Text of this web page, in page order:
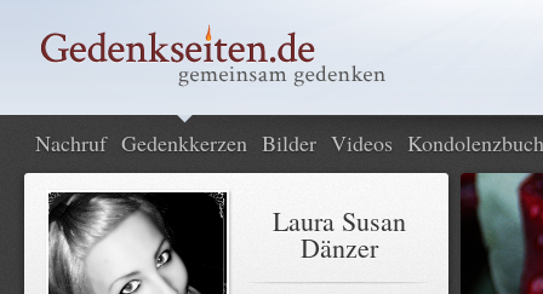
Nachruf Gedenkkerzen Bilder Videos Kondolenzbuch
Laura Susan
Dänzer